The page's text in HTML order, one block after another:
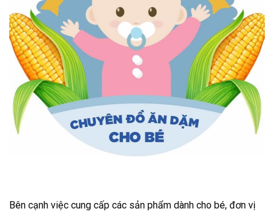
Bên cạnh việc cung cấp các sản phẩm dành cho bé, đơn vị